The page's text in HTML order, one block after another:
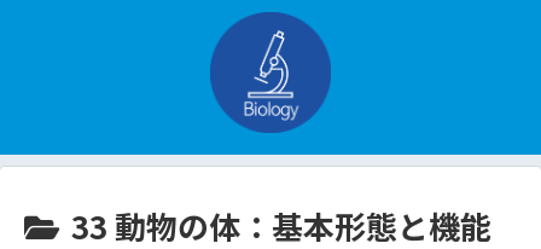
33 動物の体：基本形態と機能